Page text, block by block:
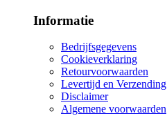
Informatie
Bedrijfsgegevens
Cookieverklaring
Retourvoorwaarden
Levertijd en Verzending
Disclaimer
Algemene voorwaarden